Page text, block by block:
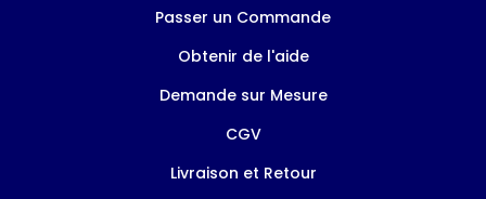
Passer un Commande
Obtenir de l'aide
Demande sur Mesure
CGV
Livraison et Retour